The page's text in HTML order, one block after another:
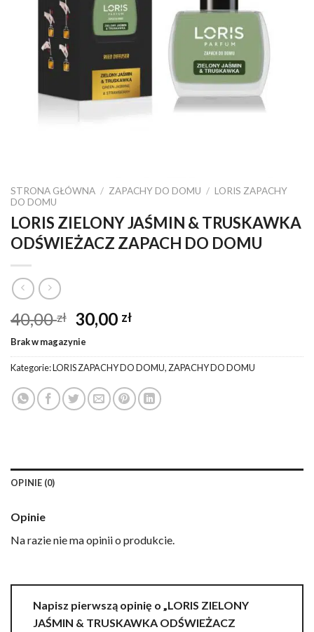
STRONA GŁÓWNA / ZAPACHY DO DOMU / LORIS ZAPACHY
DO DOMU
LORIS ZIELONY JAŚMIN & TRUSKAWKA
ODŚWIEŻACZ ZAPACH DO DOMU
40,00zł Pierwotna
cena
wynosiła:
40,00 zł.
30,00 złAktualna
wynosi:
30,00 zł.
Brak w magazynie
Kategorie:LORIS ZAPACHY DO DOMU, ZAPACHY DO DOMU
OPINIE (0)
Opinie
Na razie nie ma opinii o produkcie.
Napisz pierwszą opinię o „LORIS ZIELONY
JAŚMIN & TRUSKAWKA ODŚWIEŻACZ